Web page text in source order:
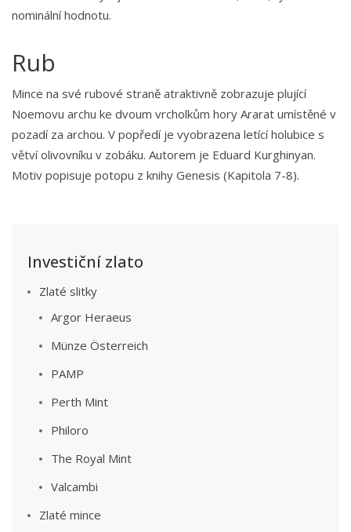
nominální hodnotu.
Rub
Mince na své rubové straně atraktivně zobrazuje plující
Noemovu archu ke dvoum vrcholkům hory Ararat umístěné v
pozadí za archou. V popředí je vyobrazena letící holubice s
větví olivovníku v zobáku. Autorem je Eduard Kurghinyan.
Motiv popisuje potopu z knihy Genesis (Kapitola 7-8).
Investiční zlato
Zlaté slitky
Argor Heraeus
Münze Österreich
PAMP
Perth Mint
Philoro
The Royal Mint
Valcambi
Zlaté mince